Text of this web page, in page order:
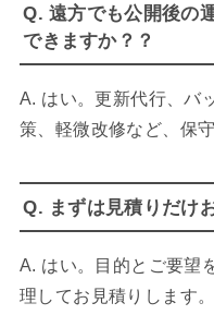
Q. 遠方でも公開後の
できますか？？
A. はい。更新代行、バ
策、軽微改修など、保
Q. まずは見積りだけ
A. はい。目的とご要望
理してお見積りします